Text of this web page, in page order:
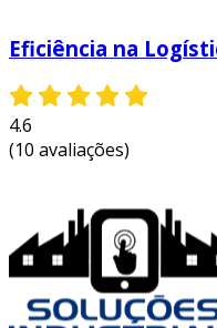
Eficiência na
4.6
(10 avaliações)